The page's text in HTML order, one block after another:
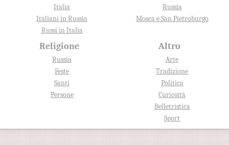
Italia
Italiani in Russia
Russi in Italia
Russia
Mosca e San Pietroburgo
Religione
Russia
Feste
Santi
Persone
Altro
Arte
Tradizione
Politica
Curiosità
Belletristica
Sport